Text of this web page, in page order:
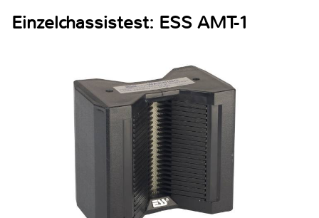
Einzelchassistest: ESS AMT-1